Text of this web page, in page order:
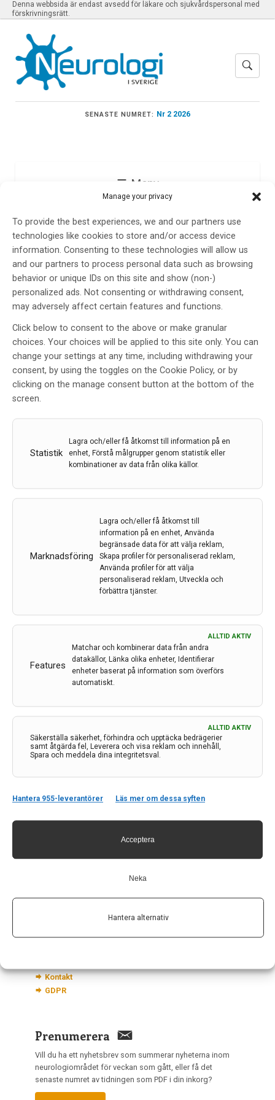
Manage your privacy
To provide the best experiences, we and our partners use
technologies like cookies to store and/or access device
information. Consenting to these technologies will allow us
and our partners to process personal data such as browsing
behavior or unique IDs on this site and show (non-)
personalized ads. Not consenting or withdrawing consent,
may adversely affect certain features and functions.
Click below to consent to the above or make granular
choices. Your choices will be applied to this site only. You can
change your settings at any time, including withdrawing your
consent, by using the toggles on the Cookie Policy, or by
clicking on the manage consent button at the bottom of the
screen.
Statistik
Lagra och/eller få åtkomst till information på en
enhet, Förstå målgrupper genom statistik eller
kombinationer av data från olika källor.
Marknadsföring
Lagra och/eller få åtkomst till
information på en enhet, Använda
begränsade data för att välja reklam,
Skapa profiler för personaliserad reklam,
Använda profiler för att välja
personaliserad reklam, Utveckla och
förbättra tjänster.
Features
ALLTID AKTIV
Matchar och kombinerar data från andra
datakällor, Länka olika enheter, Identifierar
enheter baserat på information som överförs
automatiskt.
Säkerställa säkerhet, förhindra och upptäcka bedrägerier
samt åtgärda fel, Leverera och visa reklam och innehåll,
Spara och meddela dina integritetsval.
ALLTID AKTIV
Hantera 955-leverantörer Läs mer om dessa syften
Acceptera
Neka
Hantera alternativ
Denna webbsida är endast avsedd för läkare och sjukvårdspersonal med
förskrivningsrätt.
SENASTE NUMRET: Nr 2 2026
Meny
Niaz Ahmed
Tyrosinkinashämning med
IMATINIB – genombrott för en ny
behandling av AKUT STROKE?
Etiketter: imatinib,Niaz Ahmed,Nils Wahlgren,Stroke,Ulf
funktionsnedsättningar eller död. Det visar en studie
som presenteras här av Nils Wahlgren, professor, Niaz
Ahmed, docent och Ulf Eriksson, professor, samtliga
vid Karolinska Institutet.
Neurologi i Sverige
nis@pharma-industry.se
Länkar
Om Neurologi i Sverige
Utgåvor
Kontakt
GDPR
Prenumerera
Vill du ha ett nyhetsbrev som summerar nyheterna inom
neurologiområdet för veckan som gått, eller få det
senaste numret av tidningen som PDF i din inkorg?